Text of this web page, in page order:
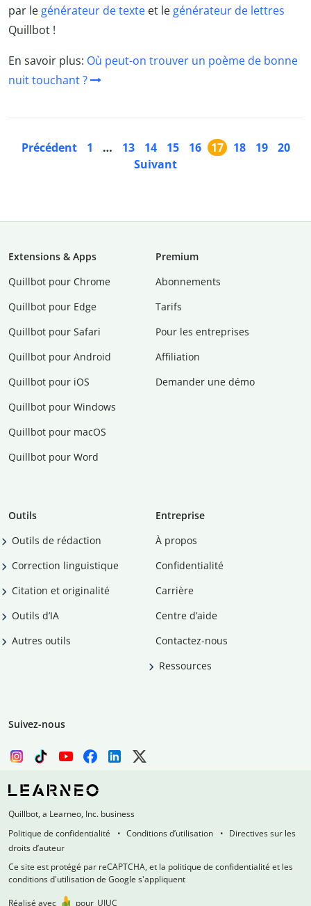
par le générateur de texte et le générateur de lettres
Quillbot !
En savoir plus: Où peut-on trouver un poème de bonne
nuit touchant ?
Précédent 1 … 13 14 15 16 17 18 19
20
Suivant
Extensions & Apps
Quillbot pour Chrome
Quillbot pour Edge
Quillbot pour Safari
Quillbot pour Android
Quillbot pour iOS
Quillbot pour Windows
Quillbot pour macOS
Quillbot pour Word
Premium
Abonnements
Tarifs
Pour les entreprises
Affiliation
Demander une démo
Outils
Outils de rédaction
Correction linguistique
Citation et originalité
Outils d’IA
Autres outils
Entreprise
À propos
Confidentialité
Carrière
Centre d’aide
Contactez-nous
Ressources
Suivez-nous
Quillbot, a Learneo, Inc. business
Politique de confidentialité
Conditions d’utilisation
Directives sur les
droits d’auteur
Ce site est protégé par reCAPTCHA, et la politique de confidentialité et les
conditions d'utilisation de Google s'appliquent
Réalisé avec
pour UIUC